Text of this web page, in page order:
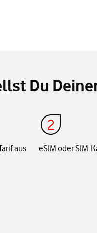
Du
aus eSIM oder SIM-